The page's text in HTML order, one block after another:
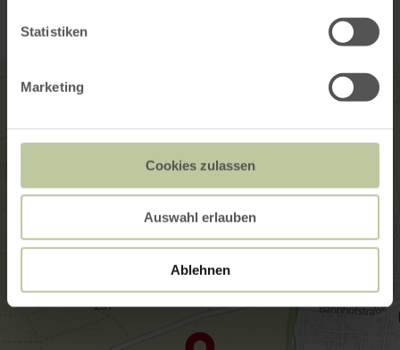
Statistiken
Marketing
Cookies zulassen
Auswahl erlauben
Ablehnen